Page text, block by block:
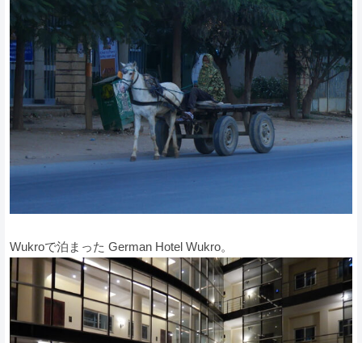
Wukroで泊まった German Hotel Wukro。